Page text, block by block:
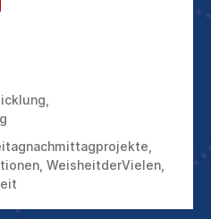
A
WeisheitderVielen